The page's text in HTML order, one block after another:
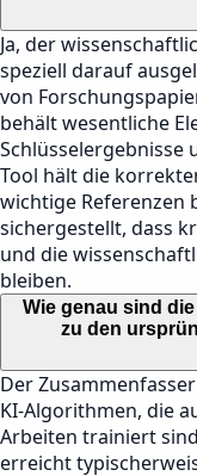
Ja, der
speziell darauf
von
behält wesentliche
Schlüsselergebnisse
Tool hält die
wichtige Referenzen
sichergestellt, dass
und die
bleiben.
Wie genau sind
zu den
Der
KI-Algorithmen, die
Arbeiten trainiert
erreicht